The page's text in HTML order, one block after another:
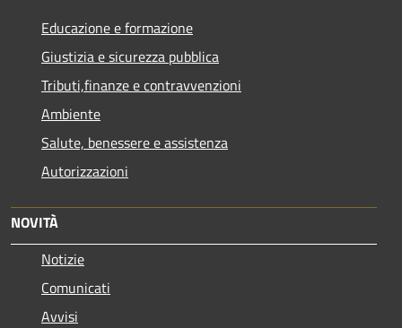
Educazione e formazione
Giustizia e sicurezza pubblica
Tributi,finanze e contravvenzioni
Ambiente
Salute, benessere e assistenza
Autorizzazioni
NOVITÀ
Notizie
Comunicati
Avvisi